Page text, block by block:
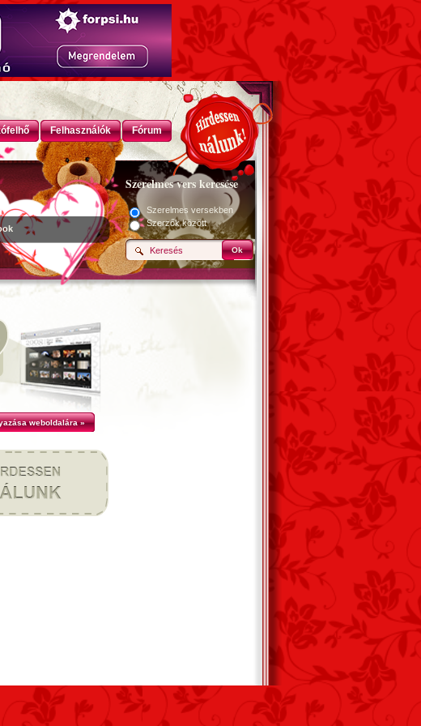
Felhasználók Fórum
Szerelmes vers keresése
Szerelmes versekben
Szerzők között
Ok
weboldalára »